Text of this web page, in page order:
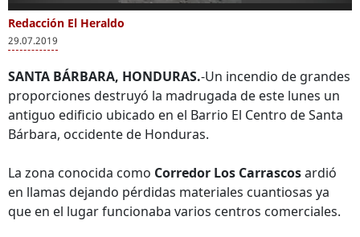
0
of
4
minutes,
seconds
Más Videos
La angustia que
vivieron personas
edificio durante
incendio en
protestas
Caos y destrucción
dejó incendió en
AMDC
Redacción El Heraldo
29.07.2019
SANTA BÁRBARA, HONDURAS.-Un incendio de grandes
proporciones destruyó la madrugada de este lunes un
antiguo edificio ubicado en el Barrio El Centro de Santa
Bárbara, occidente de Honduras.
La zona conocida como Corredor Los Carrascosardió
en llamas dejando pérdidas materiales cuantiosas ya
que en el lugar funcionaba varios centros comerciales.